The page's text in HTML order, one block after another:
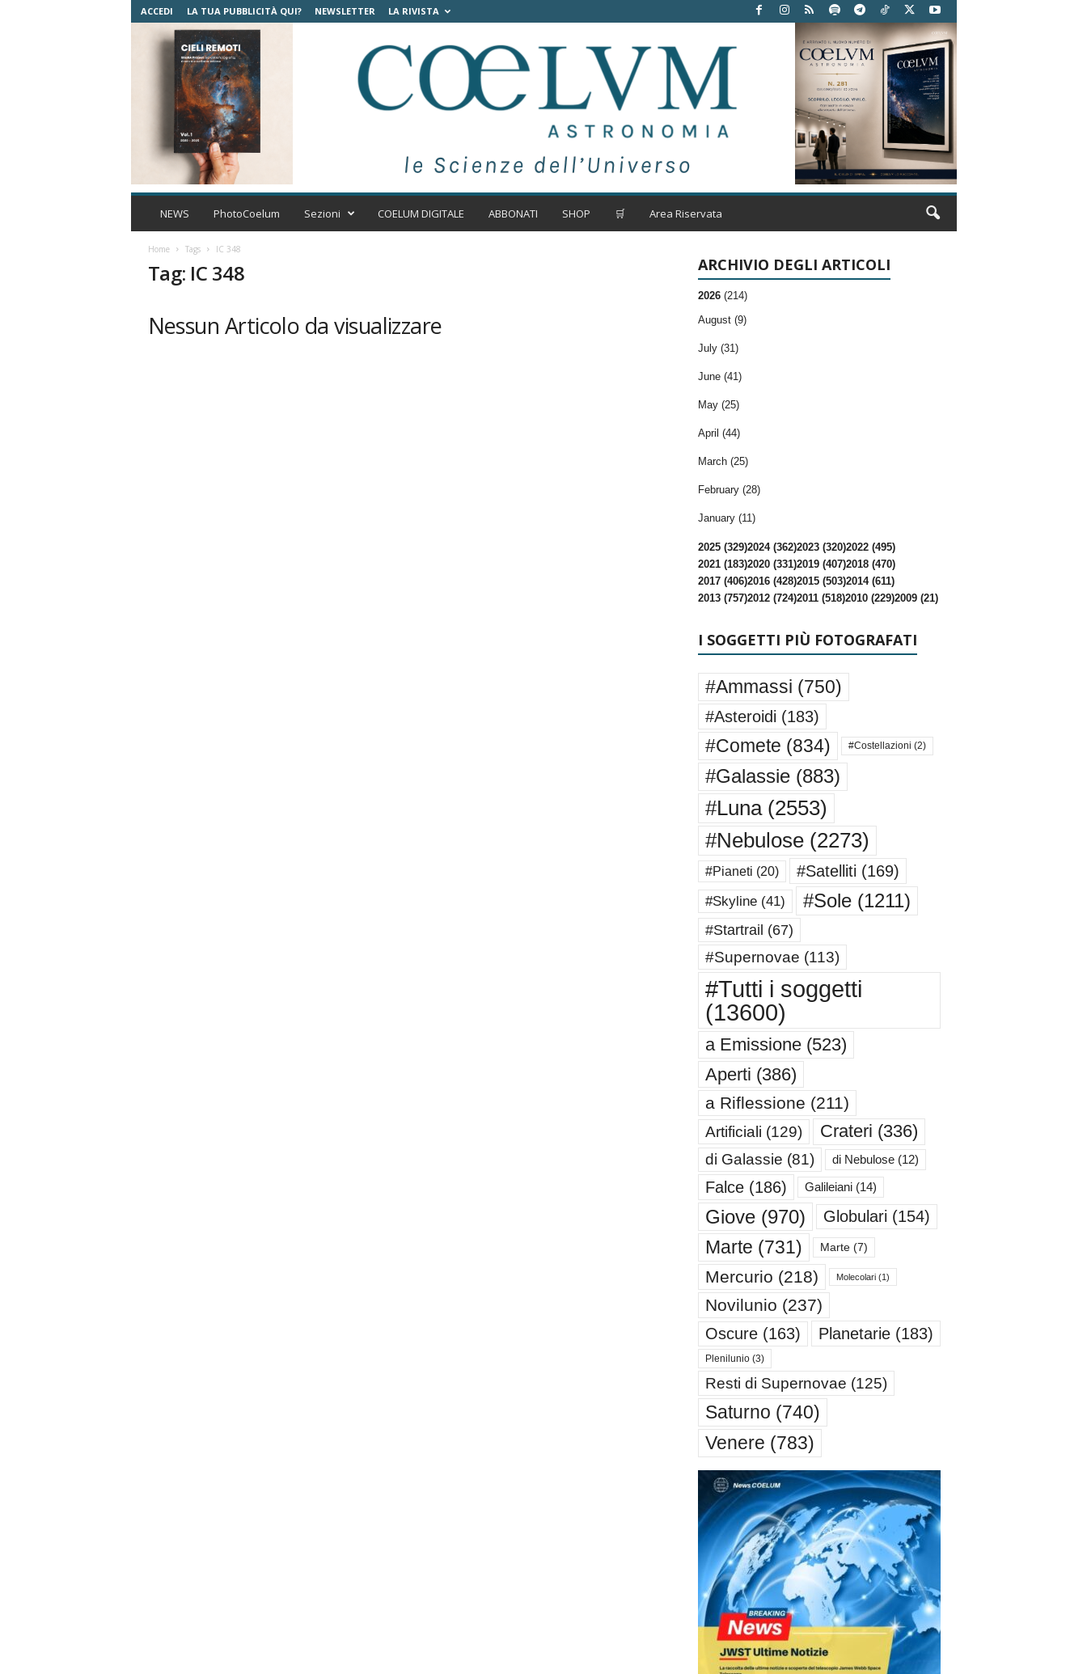
ACCEDI LA TUA PUBBLICITÀ QUI? NEWSLETTER LA RIVISTA
C
t
NEWS PhotoCoelum Sezioni COELUM DIGITALE ABBONATI SHOP 🛒 Area Riservata
Home Tags IC 348
Tag: IC 348
Nessun Articolo da visualizzare
ARCHIVIO DEGLI ARTICOLI
2026 (214)
August (9)
July (31)
June (41)
May (25)
April (44)
March (25)
February (28)
January (11)
2025 (329)2024 (362)2023 (320)2022 (495)
2021 (183)2020 (331)2019 (407)2018 (470)
2017 (406)2016 (428)2015 (503)2014 (611)
2013 (757)2012 (724)2011 (518)2010 (229)2009 (21)
I SOGGETTI PIÙ FOTOGRAFATI
#Ammassi (750)
#Asteroidi (183)
#Comete (834) #Costellazioni (2)
#Galassie(883)
#Luna(2553)
#Nebulose(2273)
#Pianeti (20) #Satelliti (169)
#Skyline(41) #Sole(1211)
#Startrail (67)
#Supernovae (113)
#Tutti i soggetti
(13600)
a Emissione(523)
Aperti (386)
a Riflessione (211)
Artificiali (129) Crateri (336)
di Galassie (81) di Nebulose(12)
Falce(186) Galileiani(14)
Giove(970) Globulari (154)
Marte (731) Marte(7)
Mercurio (218) Molecolari(1)
Novilunio (237)
Oscure(163) Planetarie(183)
Plenilunio(3)
Resti di Supernovae (125)
Saturno (740)
Venere (783)